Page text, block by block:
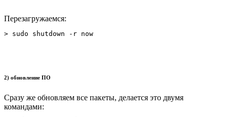
Перезагружаемся:
> sudo shutdown -r now
2) обновление ПО
Сразу же обновляем все пакеты, делается это двумя
командами: